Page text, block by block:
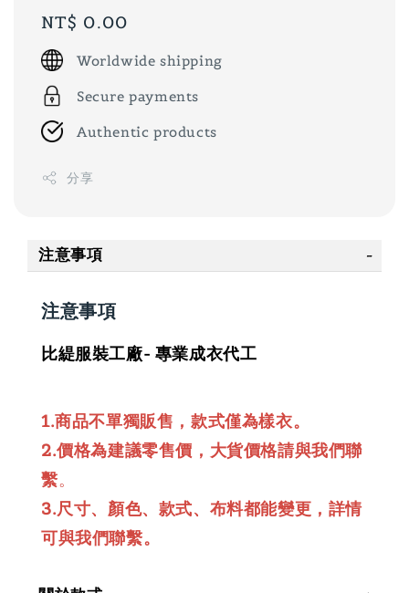
Regular
price
NT$ 0.00
Worldwide shipping
Secure payments
Authentic products
分享
注意事項
注意事項
比緹服裝工廠- 專業成衣代工
1.商品不單獨販售，款式僅為樣衣。
2.價格為建議零售價，大貨價格請與我們聯
繫。
3.尺寸、顏色、款式、布料都能變更，詳情
可與我們聯繫。